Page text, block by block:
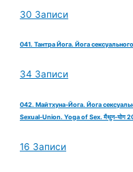
30 Записи
041. Тантра Йога. Йога
34 Записи
042. Майтхуна-Йога. Йога
Sexual-Union. Yoga of Sex. मैथुन-योग
16 Записи